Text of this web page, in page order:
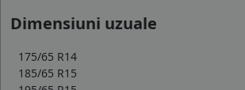
Dimensiuni uzuale
175/65 R14
185/65 R15